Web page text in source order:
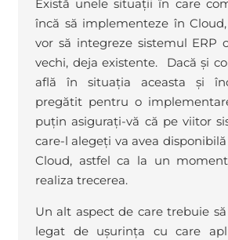
Există unele situații în care
încă să implementeze în
vor să integreze sistemul ERP
vechi, deja existente. Dacă și
află în situația aceasta și
pregătit pentru o
puțin asigurați-vă că pe viitor
care-l alegeți va avea
Cloud, astfel ca la un
realiza trecerea.
Un alt aspect de care trebuie
legat de ușurința cu care